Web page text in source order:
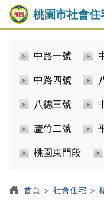
桃園市社會
中路一號
中路四號
八德三號
蘆竹二號
桃園東門段
首頁 ＞ 社會住宅 ＞